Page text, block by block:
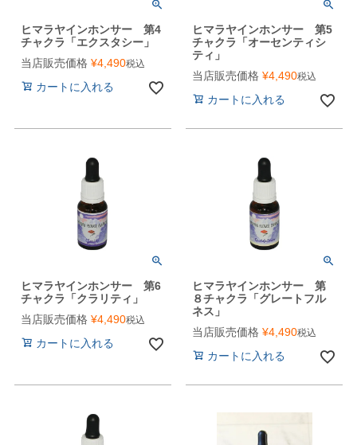
ヒマラヤインホンサー 第4
チャクラ「エクスタシー」
当店販売価格 ¥4,490税込
カートに入れる
ヒマラヤインホンサー 第5
チャクラ「オーセンティシ
ティ」
当店販売価格 ¥4,490税込
カートに入れる
ヒマラヤインホンサー 第6
チャクラ「クラリティ」
当店販売価格 ¥4,490税込
カートに入れる
ヒマラヤインホンサー 第
８チャクラ「グレートフル
ネス」
当店販売価格 ¥4,490税込
カートに入れる